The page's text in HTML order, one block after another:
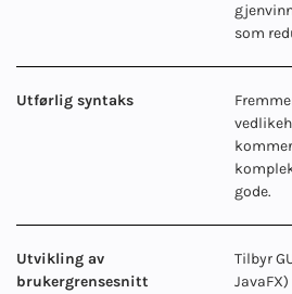
som
Utførlig syntaks
gode.
Utvikling av
brukergrensesnitt
Tilbyr